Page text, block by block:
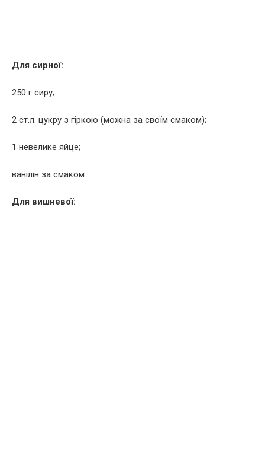
Для сирної:
250 г сиру;
2 ст.л. цукру з гіркою (можна за своїм смаком);
1 невелике яйце;
ванілін за смаком
Для вишневої: